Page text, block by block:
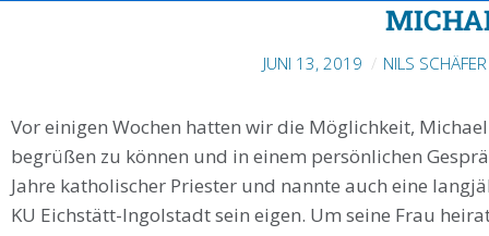
JUNI 13, 2019 NILS SCHÄFER
Vor einigen Wochen hatten wir die Möglichkeit,
begrüßen zu können und in einem persönlichen
Jahre katholischer Priester und nannte auch eine
KU Eichstätt-Ingolstadt sein eigen. Um seine Frau